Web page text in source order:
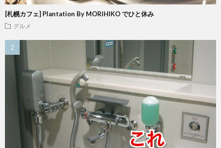
[札幌カフェ] Plantation By MORIHIKO でひと休み
グルメ